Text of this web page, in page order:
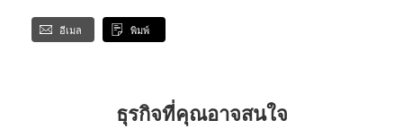
อีเมล พิมพ์
ธุรกิจที่คุณอาจสนใจ